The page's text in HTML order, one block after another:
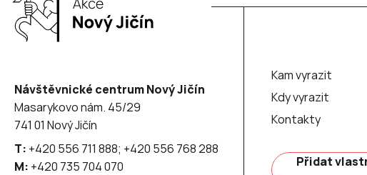
Návštěvnické centrum Nový Jičín
Masarykovo nám. 45/29
741 01 Nový Jičín
T: +420 556 711 888; +420 556 768 288
M: +420 735 704 070
Kam vyrazit
Kdy vyrazit
Kontakty
Přidat